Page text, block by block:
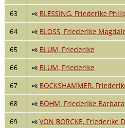
63
BLESSING, Friederike
64
BLOSS, Friederike
65
BLUM, Friederike
66
BLUM, Friederike
67
BOCKSHAMMER,
68
BÖHM, Friederike Barbara
69
VON BORCKE, Friederike